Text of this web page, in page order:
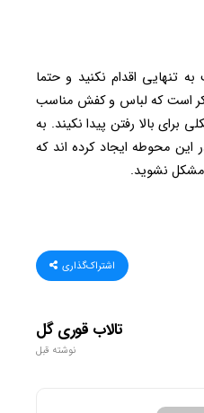
به تنهایی اقدام نکنید و حتما
است که لباس و کفش مناسب
برای بالا رفتن پیدا نکیند. به
این محوطه ایجاد کرده اند که
مشکل نشوید.
اشتراک‌گذاری
تالاب قوری گل
نوشته قبل